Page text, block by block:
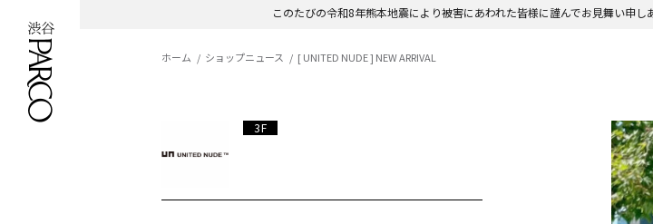
このたびの令和8年熊本地震により被害にあわれた皆様に謹んでお見舞い申
ホーム ショップニュース [ UNITED NUDE ] NEW ARRIVAL
3F